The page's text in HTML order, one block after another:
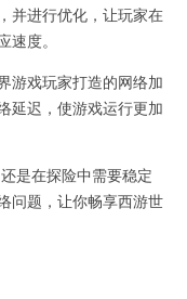
进行优化，让玩家在
度。
戏玩家打造的网络加
延迟，使游戏运行更加
是在探险中需要稳定
问题，让你畅享西游世